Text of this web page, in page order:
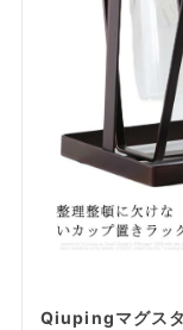
Qiupingマグス